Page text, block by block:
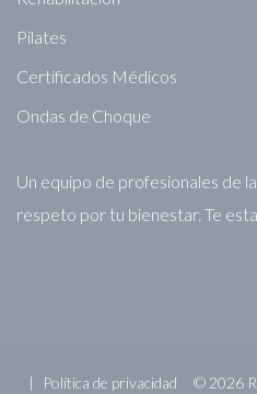
Pilates
Certificados Médicos
Ondas de Choque
Un equipo de profesionales de
respeto por tu bienestar. Te
Política de privacidad © 2026